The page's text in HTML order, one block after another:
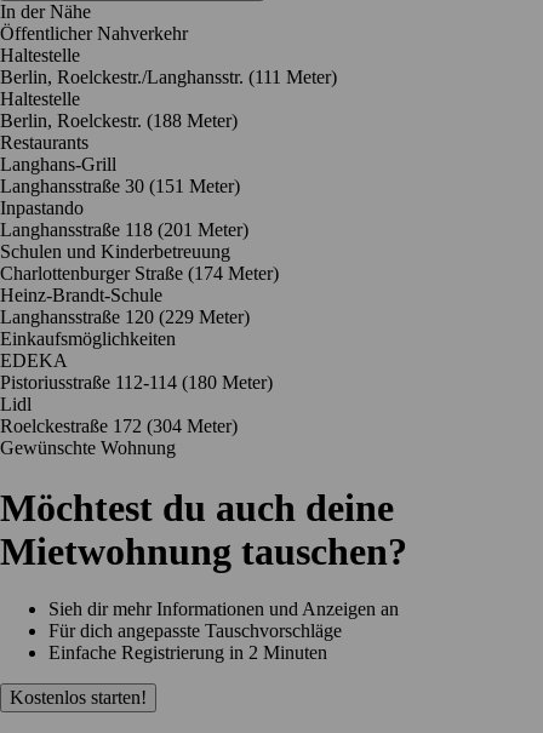
In der Nähe
Öffentlicher Nahverkehr
Haltestelle
Berlin, Roelckestr./Langhansstr. (111 Meter)
Haltestelle
Berlin, Roelckestr. (188 Meter)
Restaurants
Langhans-Grill
Langhansstraße 30 (151 Meter)
Inpastando
Langhansstraße 118 (201 Meter)
Schulen und Kinderbetreuung
Charlottenburger Straße (174 Meter)
Heinz-Brandt-Schule
Langhansstraße 120 (229 Meter)
Einkaufsmöglichkeiten
EDEKA
Pistoriusstraße 112-114 (180 Meter)
Lidl
Roelckestraße 172 (304 Meter)
Gewünschte Wohnung
Möchtest du auch deine
Mietwohnung tauschen?
Sieh dir mehr Informationen und Anzeigen an
Für dich angepasste Tauschvorschläge
Einfache Registrierung in 2 Minuten
Kostenlos starten!